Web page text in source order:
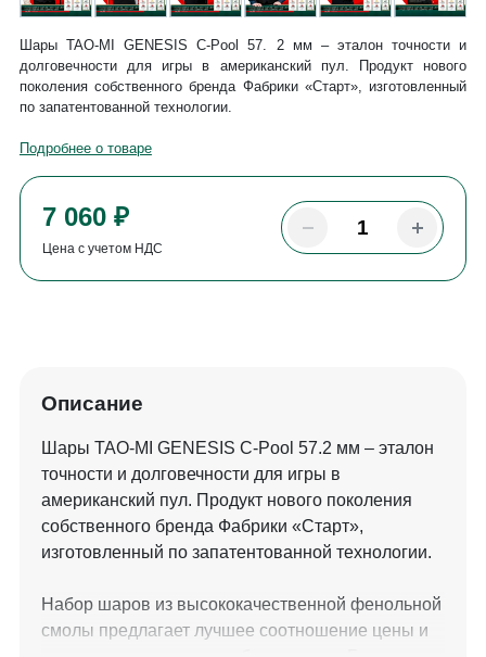
7 060 ₽
Цена с учетом НДС
Шары TAO-MI GENESIS С-Pool 57. 2 мм – эталон точности и
долговечности для игры в американский пул. Продукт нового
поколения собственного бренда Фабрики «Старт», изготовленный
по запатентованной технологии.
Подробнее о товаре
Описание
Шары TAO-MI GENESIS С-Pool 57.2 мм – эталон
точности и долговечности для игры в
американский пул. Продукт нового поколения
собственного бренда Фабрики «Старт»,
изготовленный по запатентованной технологии.
Набор шаров из высококачественной фенольной
смолы предлагает лучшее соотношение цены и